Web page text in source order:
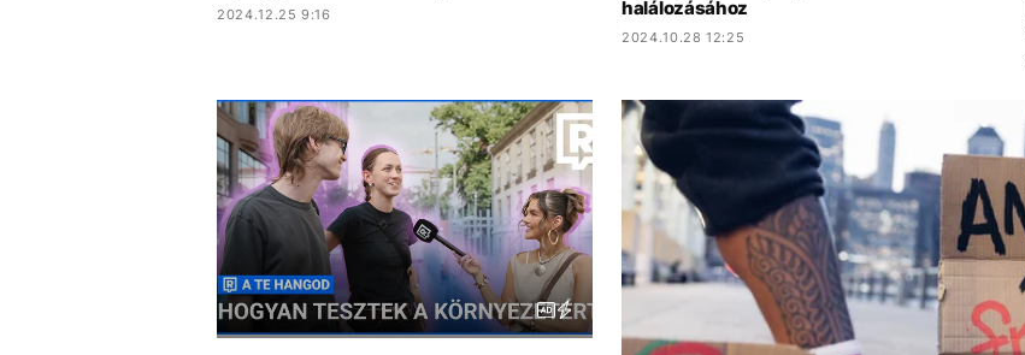
2024.12.25 9:16
halálozásához
2024.10.28 12:25